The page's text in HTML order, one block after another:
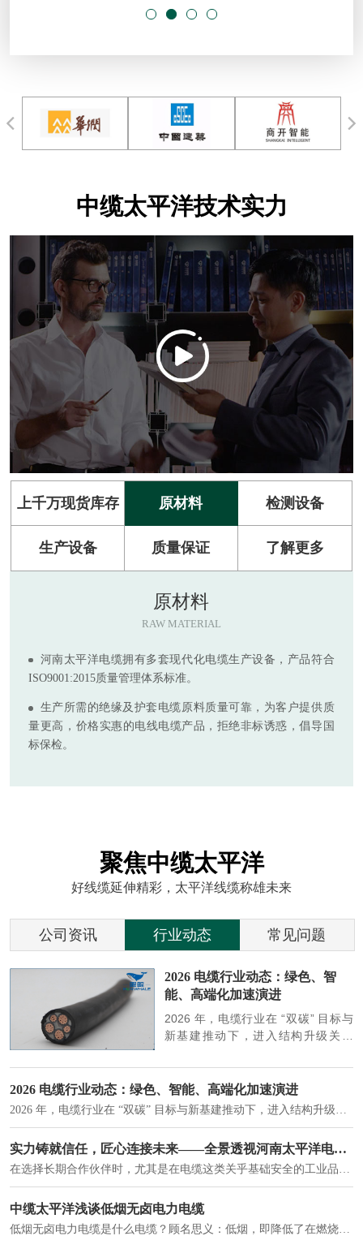
中缆太平洋技术实力
上千万现货库存 原材料 检测设备
生产设备 质量保证 了解更多
原材料
RAW MATERIAL
河南太平洋电缆拥有多套现代化电缆生产设备，产品符合
ISO9001:2015质量管理体系标准。
生产所需的绝缘及护套电缆原料质量可靠，为客户提供质
量更高，价格实惠的电线电缆产品，拒绝非标诱惑，倡导国
标保检。
聚焦中缆太平洋
好线缆延伸精彩，太平洋线缆称雄未来
公司资讯 行业动态 常见问题
2026 电缆行业动态：绿色、智
能、高端化加速演进
2026 年，电缆行业在 “双碳” 目标与
新基建推动下，进入结构升级关键
大清晰趋势，市场格局持续优化。
2026 电缆行业动态：绿色、智能、高端化加速演进
实力铸就信任，匠心连接未来——全景透视河南太平洋电缆厂
在选择长期合作伙伴时，尤其是在电缆这类关乎基础安全的工业品上，供应商的“内在实力”远比一纸报价单更重要。今天，我们邀请您“云参观”河南太平洋电缆厂，透过每一个细节，看我们如何将“可靠”二字，铸入每一米电缆。
中缆太平洋浅谈低烟无卤电力电缆
低烟无卤电力电缆是什么电缆？顾名思义：低烟，即降低了在燃烧时有害物体的产生；卤素对于人体来说是一种有毒气体，无卤就是没有毒气体的释放，通常是针对电缆遇火灾时而言的。低烟无卤电力电缆又可以称之为环保电缆，低烟无卤电缆大多数用于医院和对环境卫生要求比较严格的地方。